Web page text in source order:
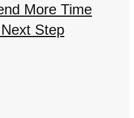
More Time
Step